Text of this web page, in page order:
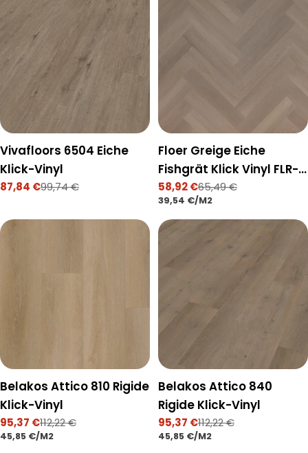
Vivafloors 6504 Eiche
Klick-Vinyl
Verkaufspreis
87,84 €
Regulärer99,74 €
Floer Greige Eiche
Fishgrät Klick Vinyl FLR-
3930
Verkaufspreis
58,92 €
Regulärer
Preis
65,49 €
STÜCKPREIS
39,54 €/PRO
M2
Belakos Attico 810 Rigide
Klick-Vinyl
Verkaufspreis
95,37 €
Regulärer
Preis
112,22 €
STÜCKPREIS
45,85 €/PRO
M2
Belakos Attico 840
Rigide Klick-Vinyl
Verkaufspreis
95,37 €
Regulärer
Preis
112,22 €
STÜCKPREIS
45,85 €/PRO
M2